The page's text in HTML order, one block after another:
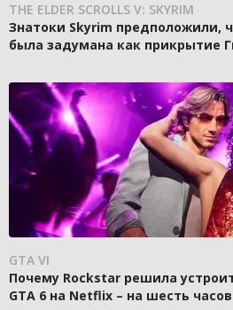
THE ELDER SCROLLS V: SKYRIM
Знатоки Skyrim предположили,
была задумана как прикрытие
GTA VI
Почему Rockstar решила
GTA 6 на Netflix – на шесть